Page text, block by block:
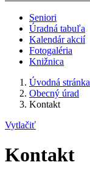
Seniori
Úradná tabuľa
Kalendár akcií
Fotogaléria
Knižnica
Úvodná stránka
Obecný úrad
Kontakt
Vytlačiť
Kontakt